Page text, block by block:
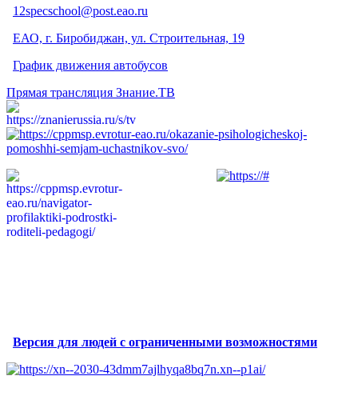
12specschool@post.eao.ru
ЕАО, г. Биробиджан, ул. Строительная, 19
График движения автобусов
Прямая трансляция Знание.ТВ
Версия для людей с ограниченными возможностями